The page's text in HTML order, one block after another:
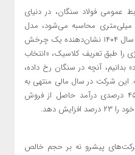
عمومی فولاد سنگان، در دنیای
میلی‌متری محاسبه می‌شود، مدل
کسب‌وکار شرکت آتیه فولاد سنگان در سال ۱۴۰۴ نشان‌دهنده یک چرخش
را طبق تعریف کلاسیک، «انتخاب
بدانیم، آنچه در سنگان رخ داده،
این شرکت در سال مالی منتهی به
اسفند ۱۴۰۴ موفق شده با افزایش ۴۵ درصدی درآمد حاصل از فروش
دهد.
پیشرو نه بر حجم خالص